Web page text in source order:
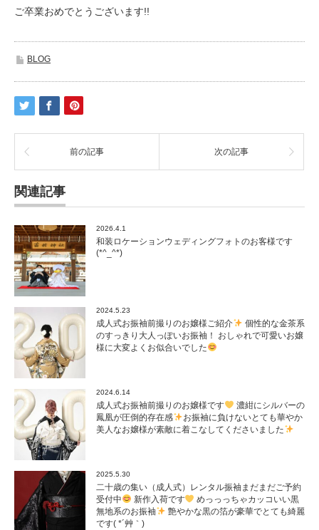
ご卒業おめでとうございます!!
BLOG
前の記事 次の記事
関連記事
2026.4.1
和装ロケーションウェディングフォトのお客様です
(*^_^*)
2024.5.23
成人式お振袖前撮りのお嬢様ご紹介
個性的な金茶系
のすっきり大人っぽいお振袖！ おしゃれで可愛いお嬢
様に大変よくお似合いでした
2024.6.14
成人式お振袖前撮りのお嬢様です
濃紺にシルバーの
鳳凰が圧倒的存在感
お振袖に負けないとても華やか
美人なお嬢様が素敵に着こなしてくださいました
2025.5.30
二十歳の集い（成人式）レンタル振袖まだまだご予約
受付中
新作入荷です
めっっっちゃカッコいい黒
無地系のお振袖
艶やかな黒の箔が豪華でとても綺麗
です( *´艸｀)